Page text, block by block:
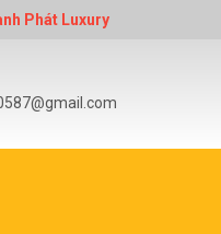
Phát Luxury